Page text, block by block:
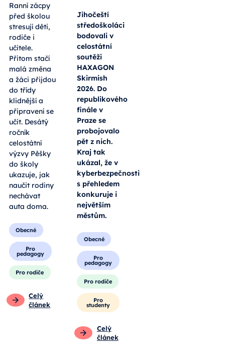
Ranní zácpy
před školou
stresují děti,
rodiče i
učitele.
Přitom stačí
malá změna
a žáci přijdou
do třídy
klidnější a
připravení se
učit. Desátý
ročník
celostátní
výzvy Pěšky
do školy
ukazuje, jak
naučit rodiny
nechávat
auta doma.
Obecné
Pro
pedagogy
Pro rodiče
Celý
článek
Jihočeští
středoškoláci
bodovali v
celostátní
soutěži
HAXAGON
Skirmish
2026. Do
republikového
finále v
Praze se
probojovalo
pět z nich.
Kraj tak
ukázal, že v
kyberbezpečnosti
s přehledem
konkuruje i
největším
městům.
Obecné
Pro
pedagogy
Pro rodiče
Pro
studenty
Celý
článek